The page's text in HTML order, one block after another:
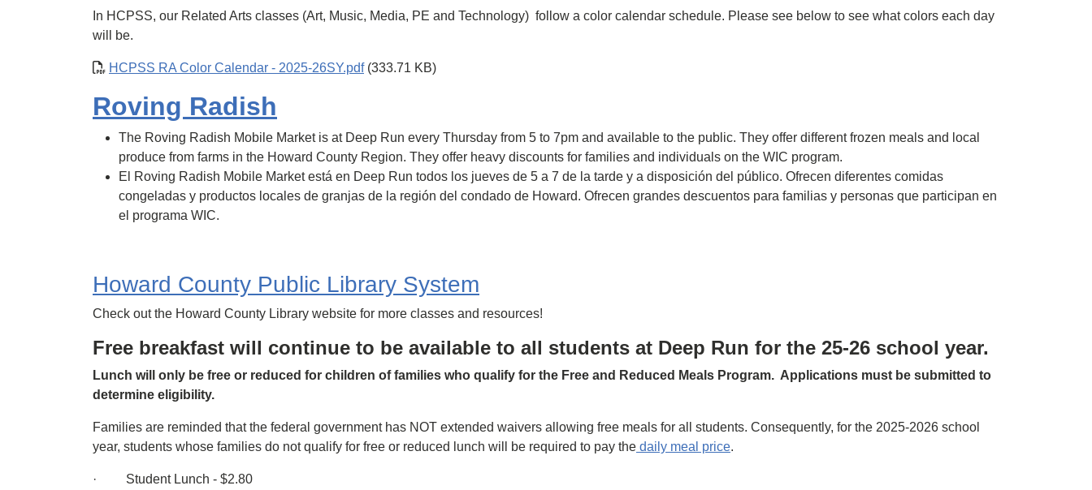
In HCPSS, our Related Arts classes (Art, Music, Media, PE and Technology) follow a color calendar schedule. Please see below to see what colors each day
will be.
HCPSS RA Color Calendar - 2025-26SY.pdf(333.71 KB)
Roving Radish
The Roving Radish Mobile Market is at Deep Run every Thursday from 5 to 7pm and available to the public. They offer different frozen meals and local
produce from farms in the Howard County Region. They offer heavy discounts for families and individuals on the WIC program.
El Roving Radish Mobile Market está en Deep Run todos los jueves de 5 a 7 de la tarde y a disposición del público. Ofrecen diferentes comidas
congeladas y productos locales de granjas de la región del condado de Howard. Ofrecen grandes descuentos para familias y personas que participan en
el programa WIC.
Howard County Public Library System
Check out the Howard County Library website for more classes and resources!
Free breakfast will continue to be available to all students at Deep Run for the 25-26 school year.
Lunch will only be free or reduced for children of families who qualify for the Free and Reduced Meals Program. Applications must be submitted to
determine eligibility.
Families are reminded that the federal government has NOT extended waivers allowing free meals for all students. Consequently, for the 2025-2026 school
year, students whose families do not qualify for free or reduced lunch will be required to pay the daily meal price.
· Student Lunch - $2.80